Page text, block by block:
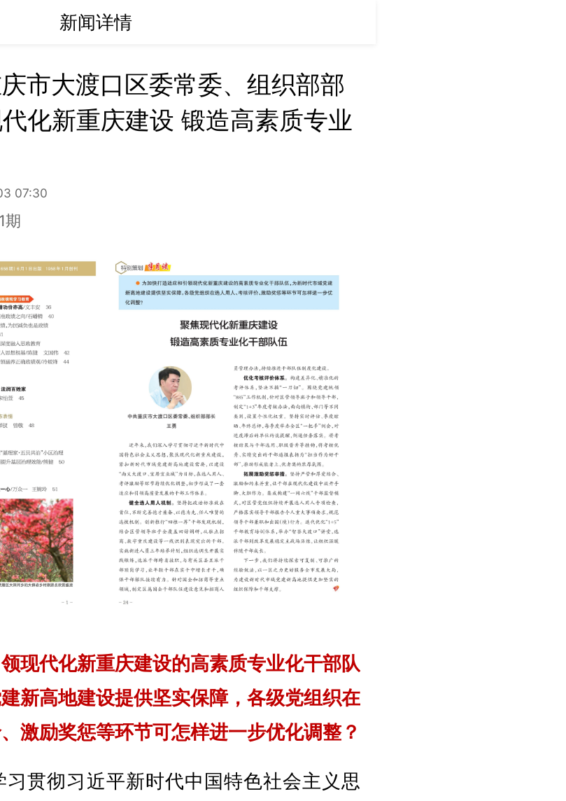
新闻详情
市大渡口区委常委、组织部部
化新重庆建设 锻造高素质专业
07:30
期
现代化新重庆建设的高素质专业化干部队
新高地建设提供坚实保障，各级党组织在
激励奖惩等环节可怎样进一步优化调整？
贯彻习近平新时代中国特色社会主义思